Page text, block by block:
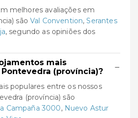
melhores avaliações em
sãoVal Convention,Serantes
, segundo as opiniões dos
mais
(província)?
−
populares entre os nossos
(província) são
Campaña 3000, Nuevo Astur